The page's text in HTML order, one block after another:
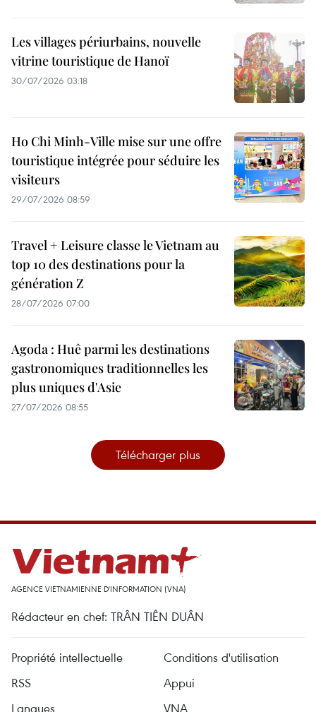
Les villages périurbains, nouvelle
vitrine touristique de Hanoï
30/07/2026 03:18
Ho Chi Minh-Ville mise sur une offre
touristique intégrée pour séduire les
visiteurs
29/07/2026 08:59
Travel + Leisure classe le Vietnam au
top 10 des destinations pour la
génération Z
28/07/2026 07:00
Agoda : Huê parmi les destinations
gastronomiques traditionnelles les
plus uniques d'Asie
27/07/2026 08:55
Télécharger plus
AGENCE VIETNAMIENNE D'INFORMATION (VNA)
Rédacteur en chef: TRÂN TIÊN DUÂN
Propriété intellectuelle
Conditions d'utilisation
RSS
Appui
Langues
VNA